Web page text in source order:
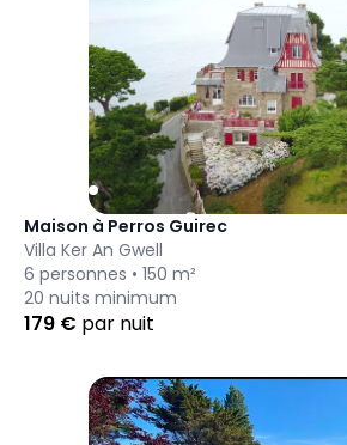
Maison à Perros Guirec
Villa Ker An Gwell
6 personnes • 150 m²
20 nuits minimum
179 € par nuit